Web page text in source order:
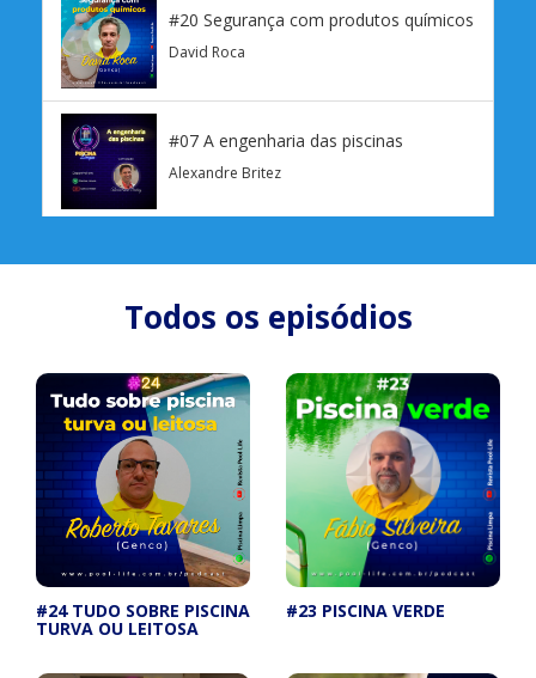
#20 Segurança com produtos químicos
David Roca
#07 A engenharia das piscinas
Alexandre Britez
Hidroginástica
Professor Doutor Marcelo Barros de
Vasconcellos
Todos os episódios
#24 TUDO SOBRE PISCINA
TURVA OU LEITOSA
#23 PISCINA VERDE